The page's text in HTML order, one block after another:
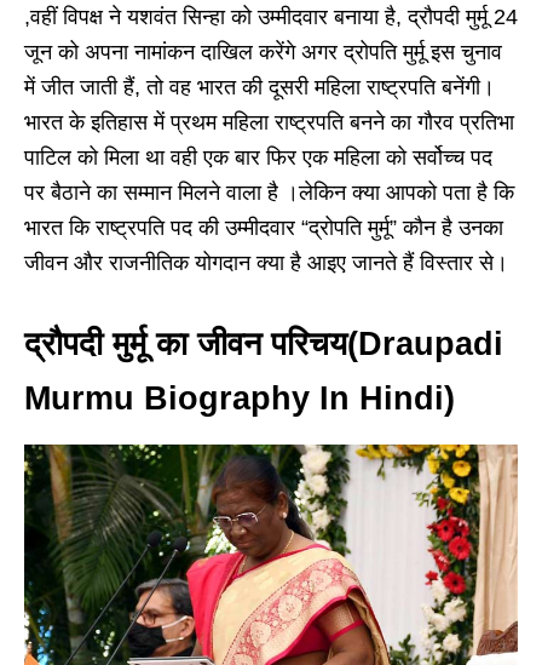
,वहीं विपक्ष ने यशवंत सिन्हा को उम्मीदवार बनाया है, द्रौपदी मुर्मू 24
जून को अपना नामांकन दाखिल करेंगे अगर द्रोपति मुर्मू इस चुनाव
में जीत जाती हैं, तो वह भारत की दूसरी महिला राष्ट्रपति बनेंगी।
भारत के इतिहास में प्रथम महिला राष्ट्रपति बनने का गौरव प्रतिभा
पाटिल को मिला था वही एक बार फिर एक महिला को सर्वोच्च पद
पर बैठाने का सम्मान मिलने वाला है ।लेकिन क्या आपको पता है कि
भारत कि राष्ट्रपति पद की उम्मीदवार “द्रोपति मुर्मू” कौन है उनका
जीवन और राजनीतिक योगदान क्या है आइए जानते हैं विस्तार से।
द्रौपदी मुर्मू का जीवन परिचय(Draupadi
Murmu Biography In Hindi)